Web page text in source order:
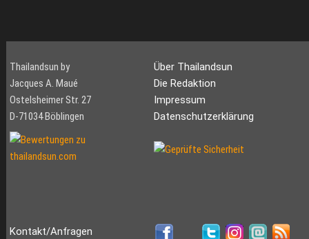
Thailandsun by
Jacques A. Maué
Ostelsheimer Str. 27
D-71034 Böblingen
Über Thailandsun
Die Redaktion
Impressum
Datenschutzerklärung
Kontakt/Anfragen